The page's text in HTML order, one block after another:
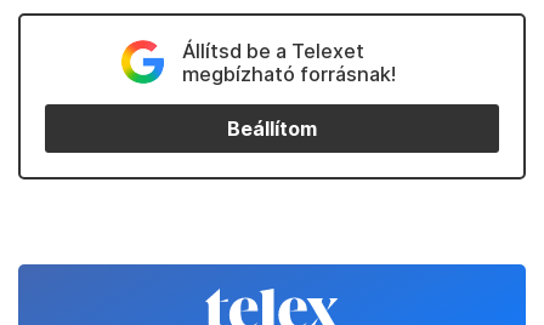
Állítsd be a Telexet
megbízható forrásnak!
Beállítom